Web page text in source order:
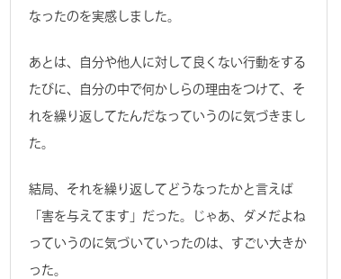
なったのを実感しました。
あとは、自分や他人に対して良くない行動をする
たびに、自分の中で何かしらの理由をつけて、そ
れを繰り返してたんだなっていうのに気づきまし
た。
結局、それを繰り返してどうなったかと言えば
「害を与えてます」だった。じゃあ、ダメだよね
っていうのに気づいていったのは、すごい大きか
った。